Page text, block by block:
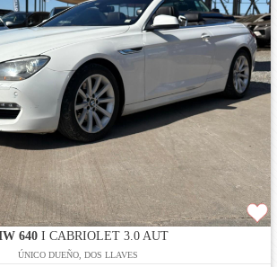
640 I CABRIOLET 3.0 AUT
ÚNICO DUEÑO, DOS LLAVES